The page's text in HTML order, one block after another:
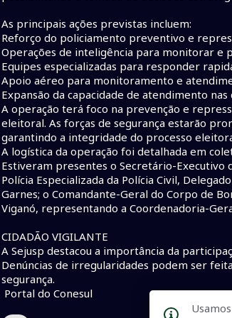
As principais ações previstas incluem:
Reforço do policiamento preventivo e
Operações de inteligência para monitorar e
Equipes especializadas para responder
Apoio aéreo para monitoramento e
Expansão da capacidade de atendimento
A operação terá foco na prevenção e
eleitoral. As forças de segurança estarão
garantindo a integridade do processo
A logística da operação foi detalhada em
Estiveram presentes o Secretário-Executivo
Polícia Especializada da Polícia Civil,
Garnes; o Comandante-Geral do Corpo de
Viganó, representando a Coordenadoria-
CIDADÃO VIGILANTE
A Sejusp destacou a importância da
Denúncias de irregularidades podem ser
segurança.
Portal do Conesul